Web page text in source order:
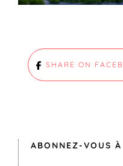
SHARE ON
ABONNEZ-VOUS